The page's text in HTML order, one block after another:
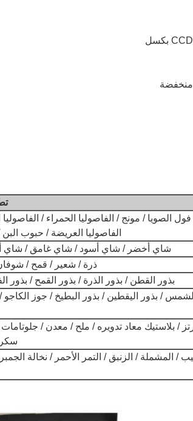
الصويا / مونج / الفاصوليا الحمراء / الفاصوليا
الفاصوليا العريضة / حبوب
شاي أخضر / شاي أسود / شاي غامق / شاي
ذرة / شعير / قمح /
بذور القطن / بذور الذرة / بذور القمح / بذور
/ بذور اليقطين / بذور البطيخ / جوز الكاجو
/ بلاستيك معاد تدويره / ملح / معدن /
سكر
/ المشملة / الزنبق / التمر الأحمر / نخالة